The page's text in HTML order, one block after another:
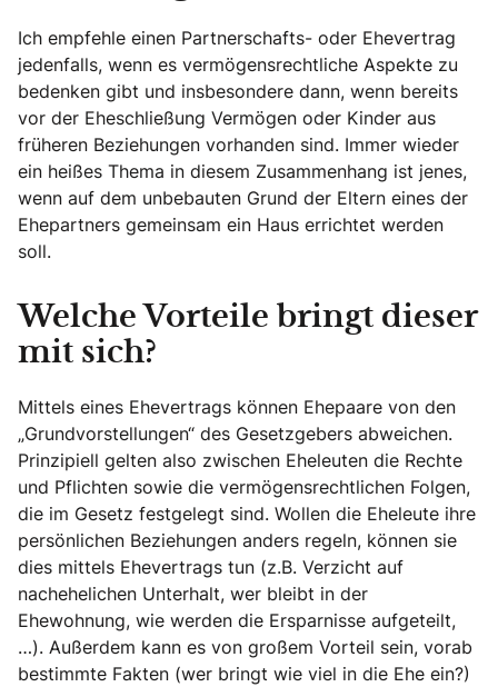
Ich empfehle einen Partnerschafts- oder Ehevertrag
jedenfalls, wenn es vermögensrechtliche Aspekte zu
bedenken gibt und insbesondere dann, wenn bereits
vor der Eheschließung Vermögen oder Kinder aus
früheren Beziehungen vorhanden sind. Immer wieder
ein heißes Thema in diesem Zusammenhang ist jenes,
wenn auf dem unbebauten Grund der Eltern eines der
Ehepartners gemeinsam ein Haus errichtet werden
soll.
Welche Vorteile bringt dieser
mit sich?
Mittels eines Ehevertrags können Ehepaare von den
„Grundvorstellungen“ des Gesetzgebers abweichen.
Prinzipiell gelten also zwischen Eheleuten die Rechte
und Pflichten sowie die vermögensrechtlichen Folgen,
die im Gesetz festgelegt sind. Wollen die Eheleute ihre
persönlichen Beziehungen anders regeln, können sie
dies mittels Ehevertrags tun (z.B. Verzicht auf
nachehelichen Unterhalt, wer bleibt in der
Ehewohnung, wie werden die Ersparnisse aufgeteilt,
…). Außerdem kann es von großem Vorteil sein, vorab
bestimmte Fakten (wer bringt wie viel in die Ehe ein?)